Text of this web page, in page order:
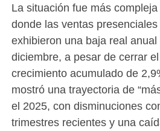
La situación fue más
donde las ventas
exhibieron una baja real anual
diciembre, a pesar de cerrar
crecimiento acumulado de
mostró una trayectoria de
el 2025, con disminuciones
trimestres recientes y una